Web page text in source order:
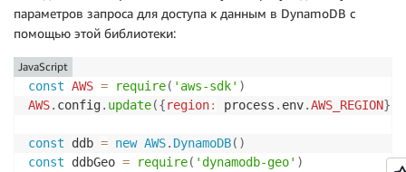
параметров запроса для доступа к данным в DynamoDB с
помощью этой библиотеки:
const AWS = require( 'aws-sdk' )
AWS. config. update({region: process . env.AWS_REGION}
const ddb = new AWS. DynamoDB( )
const ddbGeo = require( 'dynamodb-geo' )
JavaScript